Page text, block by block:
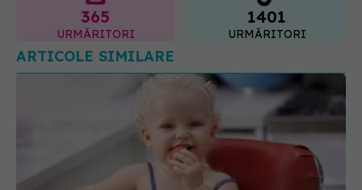
365
URMĂRITORI
1401
URMĂRITORI
ARTICOLE SIMILARE